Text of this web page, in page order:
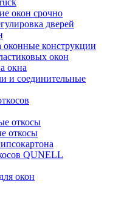
окон срочно
дверей
оконные конструкции
окон
окна
и соединительные
откосы
откосы
QUNELL
окон